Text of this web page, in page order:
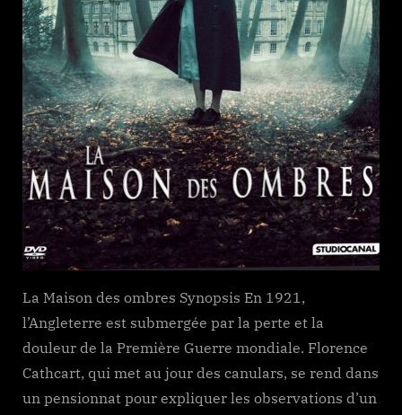
La Maison des ombres Synopsis En 1921,
l’Angleterre est submergée par la perte et la
douleur de la Première Guerre mondiale. Florence
Cathcart, qui met au jour des canulars, se rend dans
un pensionnat pour expliquer les observations d’un